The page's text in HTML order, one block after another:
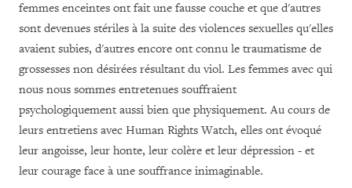
femmes enceintes ont fait une fausse couche et que d'autres
sont devenues stériles à la suite des violences sexuelles qu'elles
avaient subies, d'autres encore ont connu le traumatisme de
grossesses non désirées résultant du viol. Les femmes avec qui
nous nous sommes entretenues souffraient
psychologiquement aussi bien que physiquement. Au cours de
leurs entretiens avec Human Rights Watch, elles ont évoqué
leur angoisse, leur honte, leur colère et leur dépression - et
leur courage face à une souffrance inimaginable.